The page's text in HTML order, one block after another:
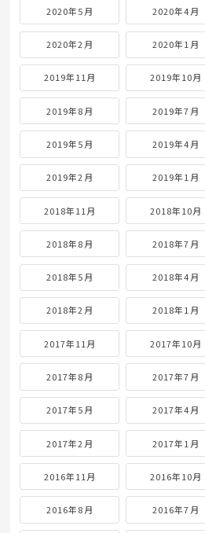
2020年5月 2020年4月
2020年2月 2020年1月
2019年11月 2019年10月
2019年8月 2019年7月
2019年5月 2019年4月
2019年2月 2019年1月
2018年11月 2018年10月
2018年8月 2018年7月
2018年5月 2018年4月
2018年2月 2018年1月
2017年11月 2017年10月
2017年8月 2017年7月
2017年5月 2017年4月
2017年2月 2017年1月
2016年11月 2016年10月
2016年8月 2016年7月